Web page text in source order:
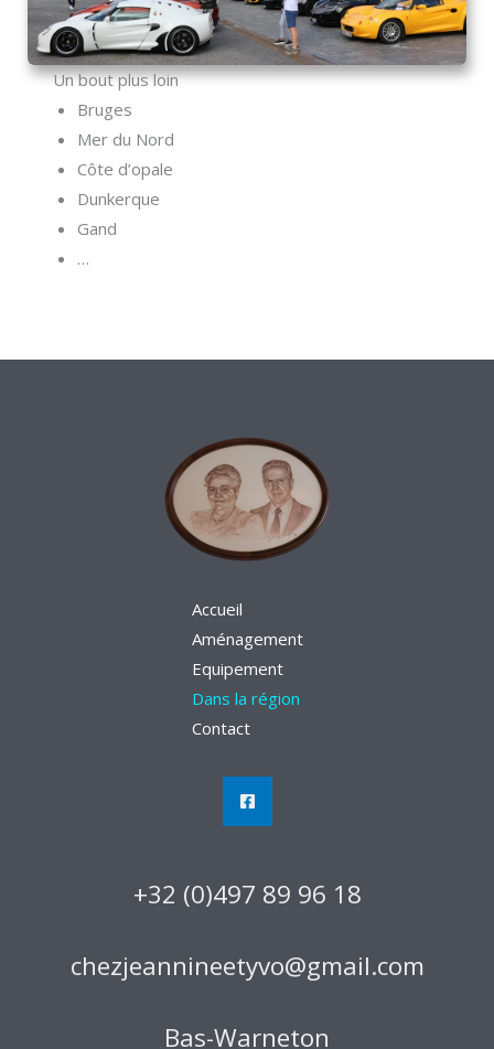
Un bout plus loin
Bruges
Mer du Nord
Côte d’opale
Dunkerque
Gand
…
Accueil
Aménagement
Equipement
Dans la région
Contact
+32 (0)497 89 96 18
chezjeannineetyvo@gmail.com
Bas-Warneton